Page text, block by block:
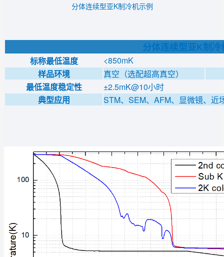
分体连续型亚K制冷机示例
分体连续型亚K制
标称最低温度
<850mK
样品环境
真空（选配超高真空）
最低温度稳定性
±2.5mK@10小时
典型应用
STM、SEM、AFM、显微镜、近